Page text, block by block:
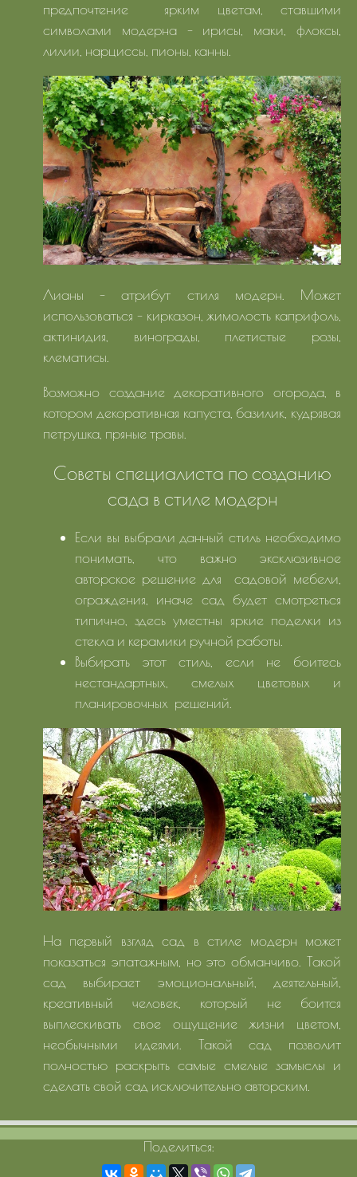
предпочтение ярким цветам, ставшими
символами модерна - ирисы, маки, флоксы,
лилии, нарциссы, пионы, канны.
Лианы - атрибут стиля модерн. Может
использоваться - кирказон, жимолость каприфоль,
актинидия, винограды, плетистые розы,
клематисы.
Возможно создание декоративного огорода, в
котором декоративная капуста, базилик, кудрявая
петрушка, пряные травы.
Советы специалиста по созданию
сада в стиле модерн
Если вы выбрали данный стиль необходимо
понимать, что важно эксклюзивное
авторское решение для садовой мебели,
ограждения, иначе сад будет смотреться
типично, здесь уместны яркие поделки из
стекла и керамики ручной работы.
Выбирать этот стиль, если не боитесь
нестандартных, смелых цветовых и
планировочных решений.
На первый взгляд сад в стиле модерн может
показаться эпатажным, но это обманчиво. Такой
сад выбирает эмоциональный, деятельный,
креативный человек, который не боится
выплескивать свое ощущение жизни цветом,
необычными идеями. Такой сад позволит
полностью раскрыть самые смелые замыслы и
сделать свой сад исключительно авторским.
Поделиться: